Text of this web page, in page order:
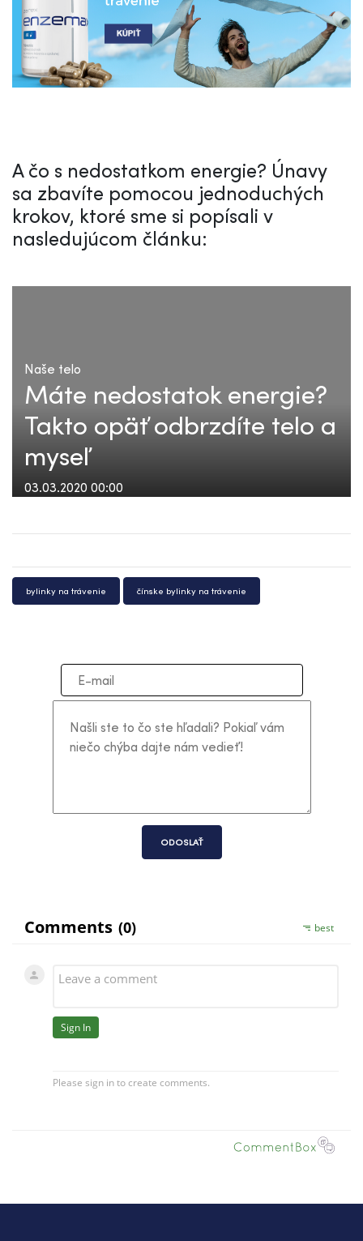
A čo s nedostatkom energie? Únavy
sa zbavíte pomocou jednoduchých
krokov, ktoré sme si popísali v
nasledujúcom článku:
Naše telo
Máte nedostatok energie?
Takto opäť odbrzdíte telo a
myseľ
03.03.2020 00:00
bylinky na trávenie čínske bylinky na trávenie
ODOSLAŤ